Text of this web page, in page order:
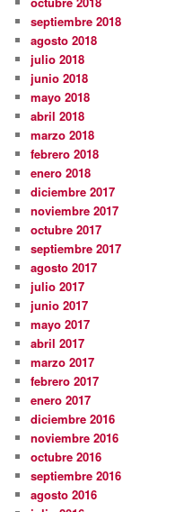
septiembre 2018
agosto 2018
julio 2018
junio 2018
mayo 2018
abril 2018
marzo 2018
febrero 2018
enero 2018
diciembre 2017
noviembre 2017
octubre 2017
septiembre 2017
agosto 2017
julio 2017
junio 2017
mayo 2017
abril 2017
marzo 2017
febrero 2017
enero 2017
diciembre 2016
noviembre 2016
octubre 2016
septiembre 2016
agosto 2016